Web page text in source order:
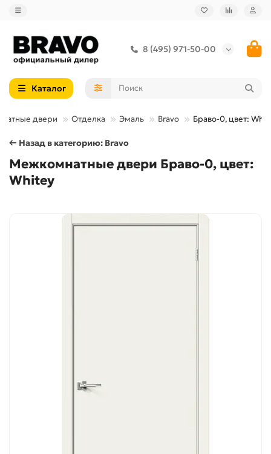
8 (495) 971-50-00
Каталог
двери Отделка Эмаль Bravo Браво-0, цвет:
← Назад в категорию: Bravo
Межкомнатные двери Браво-0, цвет:
Whitey